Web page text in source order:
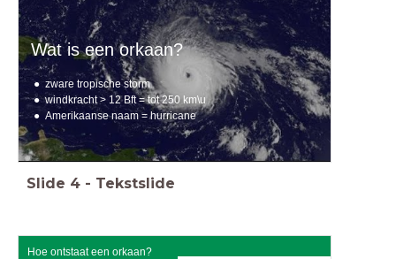
Wat is een orkaan?
zware tropische storm
windkracht > 12 Bft = tot 250 km\u
Amerikaanse naam = hurricane
Slide 4 - Tekstslide
Hoe ontstaat een orkaan?